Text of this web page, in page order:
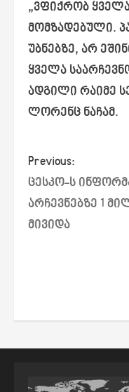
„ვფიქრობ
მომზადებული.
უბნებზე, არ
ყველა
ადგილი რაიმე
ლორენც ნაჩამ.
P
o
s
v
Previous:
ცესკო-ს
არჩევნებზე 1
მივიდა